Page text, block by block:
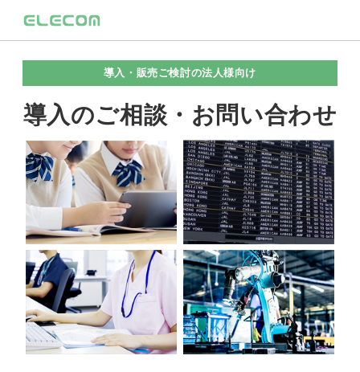
導入・販売ご検討の法人様向け
導入のご相談・お問い合わせ